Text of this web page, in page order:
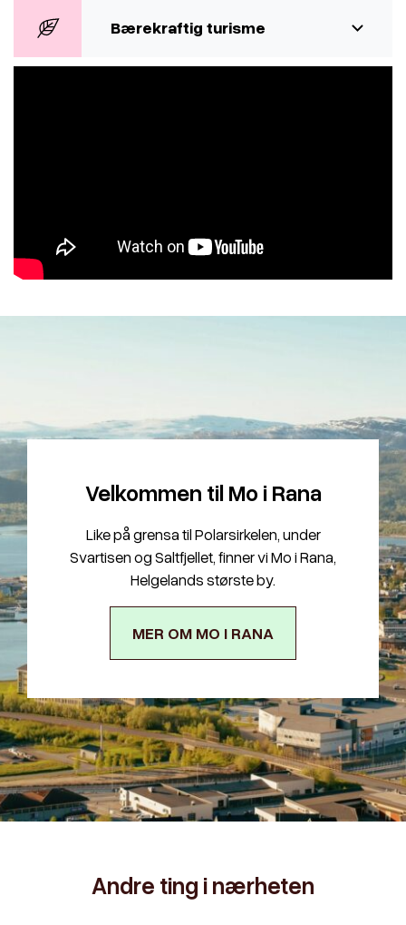
Bærekraftig turisme
Velkommen til Mo i Rana
Like på grensa til Polarsirkelen, under
Svartisen og Saltfjellet, finner vi Mo i Rana,
Helgelands største by.
MER OM MO I RANA
Andre ting i nærheten